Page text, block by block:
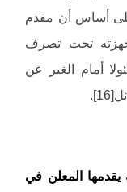
أساس أن مقدم
تحت تصرف
أمام الغير عن
يقدمها المعلن في